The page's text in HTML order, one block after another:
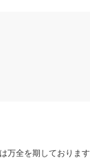
万全を期しておりま